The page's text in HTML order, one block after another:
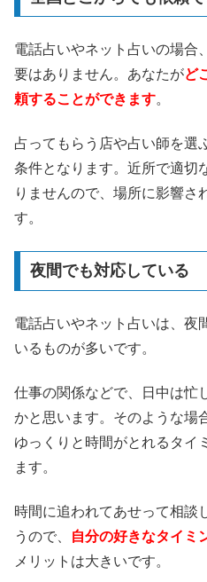
電話占いやネット占いの場合
要はありません。あなたがど
頼することができます。
占ってもらう店や占い師を選
条件となります。近所で適切
りませんので、場所に影響さ
す。
夜間でも対応している
電話占いやネット占いは、夜
いるものが多いです。
仕事の関係などで、日中は忙
かと思います。そのような場
ゆっくりと時間がとれるタイ
ます。
時間に追われてあせって相談
うので、
自分の好きなタイミ
メリットは大きいです。